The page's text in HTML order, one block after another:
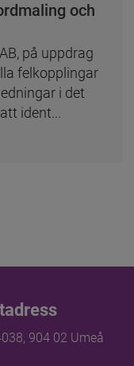
och
på uppdrag
felkopplingar
i det
ident...
904 02 Umeå